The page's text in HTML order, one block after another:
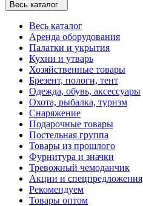
Весь каталог
Весь каталог
Аренда оборудования
Палатки и укрытия
Кухни и утварь
Хозяйственные товары
Брезент, пологи, тент
Одежда, обувь, аксессуары
Охота, рыбалка, туризм
Снаряжение
Подарочные товары
Постельная группа
Товары из прошлого
Фурнитура и значки
Тревожный чемоданчик
Акции и спецпредложения
Рекомендуем
Товары оптом